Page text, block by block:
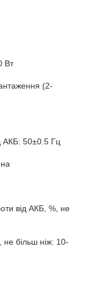
Вт
(2-
АКБ: 50±0.5 Гц
від АКБ, %, не
не більш ніж: 10-